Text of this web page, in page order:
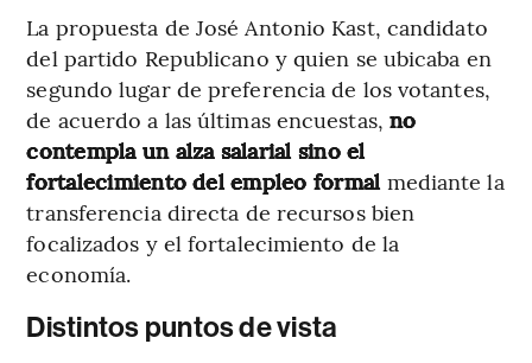
La propuesta de José Antonio Kast, candidato
del partido Republicano y quien se ubicaba en
segundo lugar de preferencia de los votantes,
de acuerdo a las últimas encuestas, no
contempla un alza salarial sino el
fortalecimiento del empleo formal mediante la
transferencia directa de recursos bien
focalizados y el fortalecimiento de la
economía.
Distintos puntos de vista